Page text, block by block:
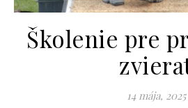
Školenie pre
14 mája, 2025